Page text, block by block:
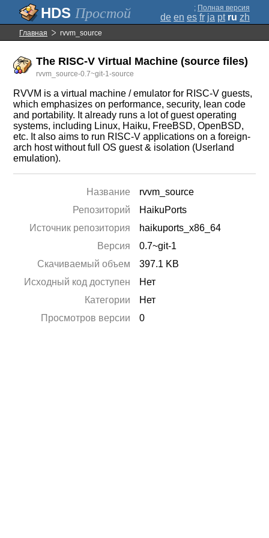
Простой ; Полная версия
de en es fr ja pt ru zh
Главная rvvm_source
The RISC-V Virtual Machine (source files)
rvvm_source-0.7~git-1-source
RVVM is a virtual machine / emulator for RISC-V guests,
which emphasizes on performance, security, lean code
and portability. It already runs a lot of guest operating
systems, including Linux, Haiku, FreeBSD, OpenBSD,
etc. It also aims to run RISC-V applications on a foreign-
arch host without full OS guest & isolation (Userland
emulation).
Название
rvvm_source
Репозиторий
HaikuPorts
Источник репозитория
haikuports_x86_64
Версия
0.7~git-1
Скачиваемый объем
397.1 KB
Исходный код доступен
Нет
Категории
Нет
Просмотров версии
0